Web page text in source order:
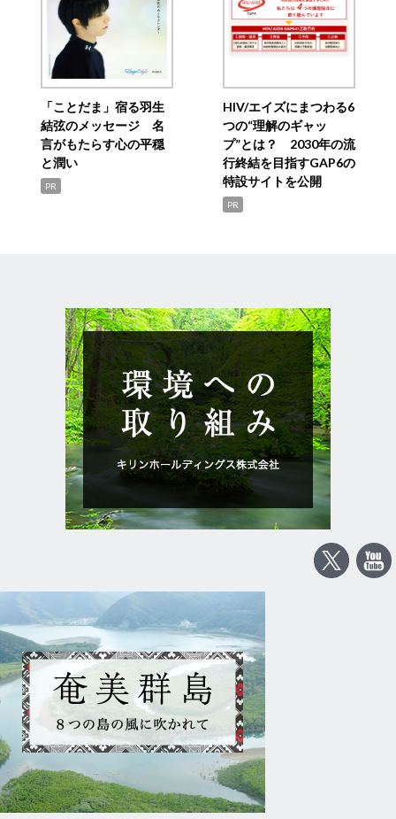
「ことだま」宿る羽生
結弦のメッセージ 名
言がもたらす心の平穏
と潤い
PR
HIV/エイズにまつわる6
つの“理解のギャッ
プ”とは？ 2030年の流
行終結を目指すGAP6の
特設サイトを公開
PR